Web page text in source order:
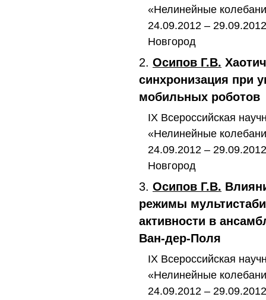
«Нелинейные
24.09.2012 –
Новгород
2. Осипов Г.В.
синхронизация при
мобильных роботов
IX Всероссийская
«Нелинейные
24.09.2012 –
Новгород
3. Осипов Г.В.
режимы
активности в
Ван-дер-Поля
IX Всероссийская
«Нелинейные
24.09.2012 –